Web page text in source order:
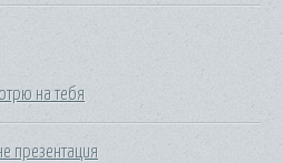
на тебя
презентация